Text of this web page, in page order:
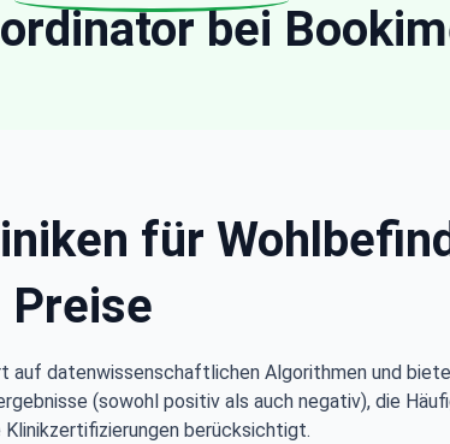
bei
für
Preise
auf datenwissenschaftlichen Algorithmen und
(sowohl positiv als auch negativ), die
berücksichtigt.